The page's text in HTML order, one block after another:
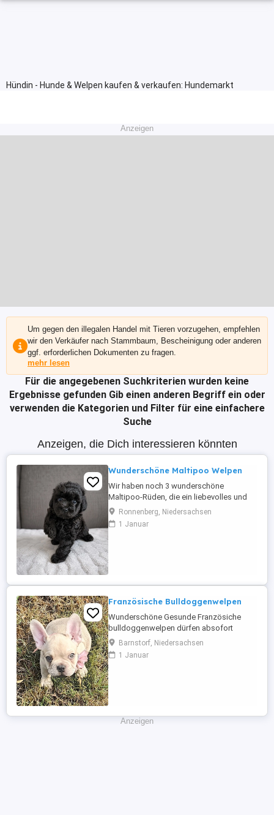
Hündin - Hunde & Welpen kaufen & verkaufen: Hundemarkt
Anzeigen
Um gegen den illegalen Handel mit Tieren vorzugehen, empfehlen
wir den Verkäufer nach Stammbaum, Bescheinigung oder anderen
ggf. erforderlichen Dokumenten zu fragen.
mehr lesen
Für die angegebenen Suchkriterien wurden keine
Ergebnisse gefunden Gib einen anderen Begriff ein oder
verwenden die Kategorien und Filter für eine einfachere
Suche
Anzeigen, die Dich interessieren könnten
Wunderschöne Maltipoo Welpen
Wir haben noch 3 wunderschöne
Maltipoo-Rüden, die ein liebevolles und
verantwortungsbewusstes Zuhause
suchen. Die Welpen wurden am
30.05.2026 geboren und entwickeln sich
Ronnenberg, Niedersachsen
1 Januar
Französische Bulldoggenwelpen
Wunderschöne Gesunde Französiche
bulldoggenwelpen dürfen absofort
ausziehen sind 10 wochen alt sind
geimpft geschipt und besitzen einen Eu
Heimtierausweiss .Beide Eltern leben vor
Barnstorf, Niedersachsen
1 Januar
Anzeigen